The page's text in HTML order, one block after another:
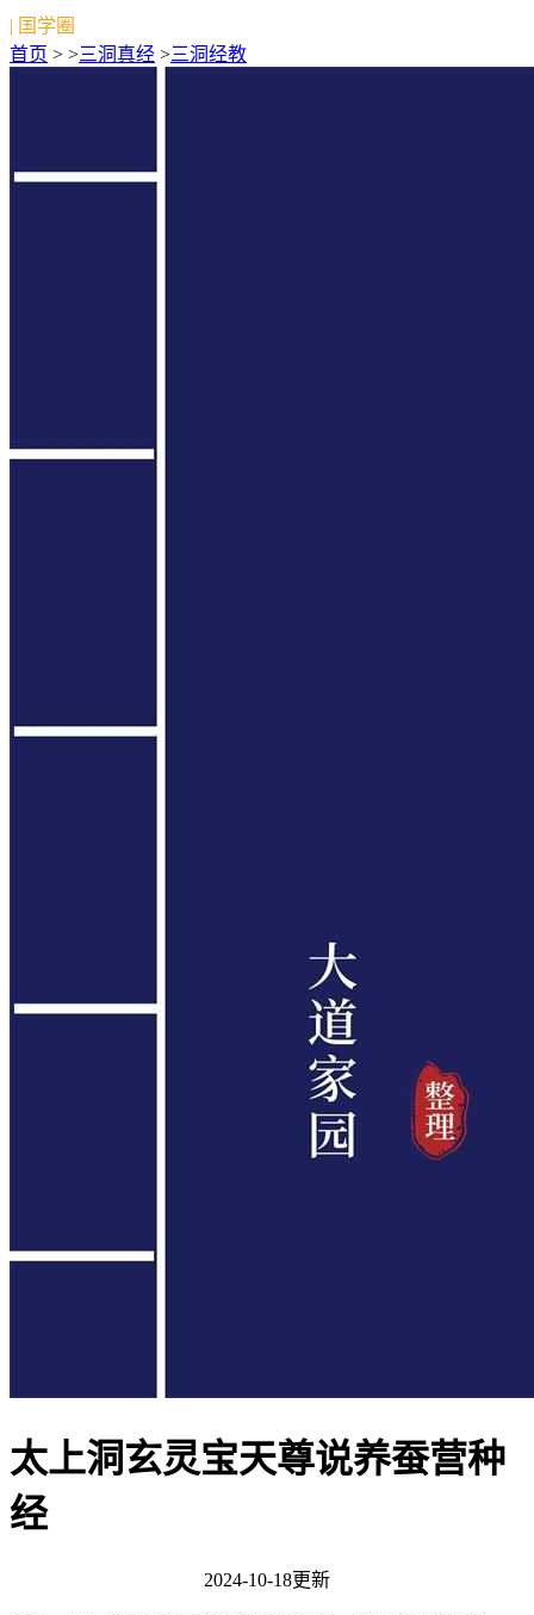
| 国学圈
首页 > >三洞真经 >三洞经教
太上洞玄灵宝天尊说养蚕营种
经
2024-10-18更新